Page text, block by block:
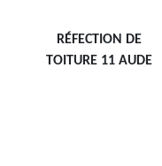
RÉFECTION DE
TOITURE 11 AUDE